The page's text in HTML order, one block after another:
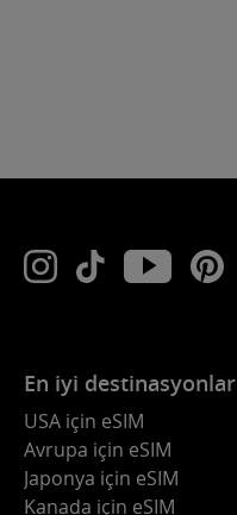
En iyi destinasyonlar
USA için eSIM
Avrupa için eSIM
Japonya için eSIM
Kanada için eSIM